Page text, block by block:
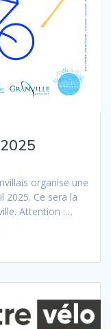
organise une
2025. Ce sera la
Attention :…